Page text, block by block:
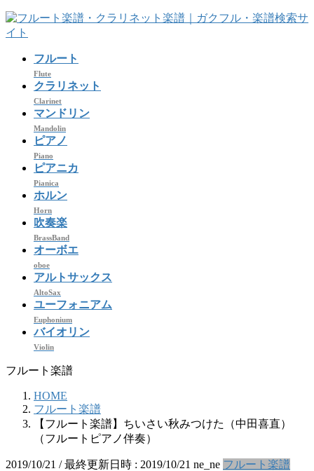
コ
ン
ナ
ビ
フルート
Flute
クラリネット
Clarinet
マンドリン
Mandolin
ピアノ
Piano
ピアニカ
Pianica
ホルン
Horn
吹奏楽
BrassBand
オーボエ
oboe
アルトサックス
AltoSax
ユーフォニアム
Euphonium
バイオリン
Violin
フルート楽譜
HOME
フルート楽譜
【フルート楽譜】ちいさい秋みつけた（中田喜直）
（フルートピアノ伴奏）
2019/10/21 / 最終更新日時 : 2019/10/21 ne_ne フルート楽譜